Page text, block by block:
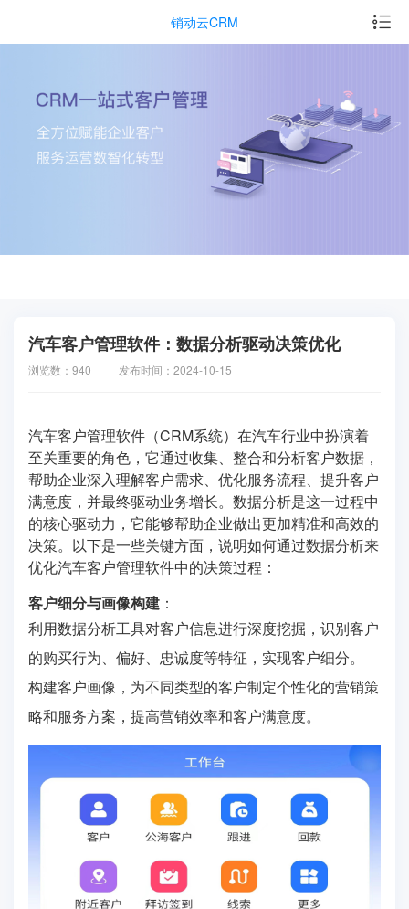
销动云CRM
汽车客户管理软件：数据分析驱动决策优化
浏览数：940 发布时间：2024-10-15
汽车客户管理软件（CRM系统）在汽车行业中扮演着
至关重要的角色，它通过收集、整合和分析客户数据，
帮助企业深入理解客户需求、优化服务流程、提升客户
满意度，并最终驱动业务增长。数据分析是这一过程中
的核心驱动力，它能够帮助企业做出更加精准和高效的
决策。以下是一些关键方面，说明如何通过数据分析来
优化汽车客户管理软件中的决策过程：
客户细分与画像构建 ：
利用数据分析工具对客户信息进行深度挖掘，识别客户
的购买行为、偏好、忠诚度等特征，实现客户细分。
构建客户画像，为不同类型的客户制定个性化的营销策
略和服务方案，提高营销效率和客户满意度。